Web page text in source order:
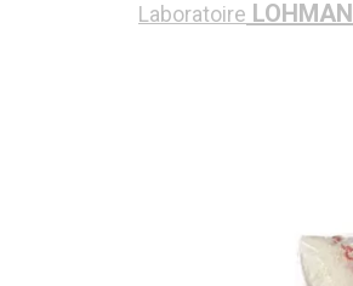
Laboratoire